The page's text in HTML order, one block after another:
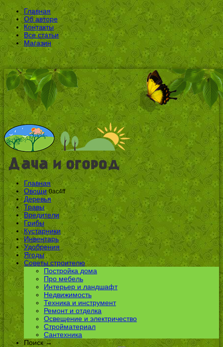
Главная
Об авторе
Контакты
Все статьи
Магазин
Главная
Овощи 0ac4ff
Деревья
Травы
Вредители
Грибы
Кустарники
Инвентарь
Удобрения
Ягоды
Советы строителю
Постройка дома
Про мебель
Интерьер и ландшафт
Недвижимость
Техника и инструмент
Ремонт и отделка
Освещение и электричество
Стройматериал
Сантехника
Поиск →